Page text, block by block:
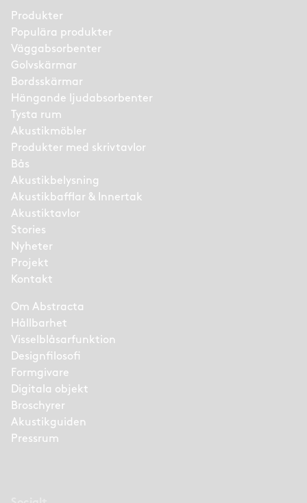
Produkter
Populära produkter
Väggabsorbenter
Golvskärmar
Bordsskärmar
Hängande ljudabsorbenter
Tysta rum
Akustikmöbler
Produkter med skrivtavlor
Bås
Akustikbelysning
Akustikbafflar & Innertak
Akustiktavlor
Stories
Nyheter
Projekt
Kontakt
Om Abstracta
Hållbarhet
Visselblåsarfunktion
Designfilosofi
Formgivare
Digitala objekt
Broschyrer
Akustikguiden
Pressrum